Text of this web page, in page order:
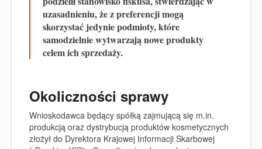
uzasadnieniu, że z preferencji mogą
skorzystać jedynie podmioty, które
samodzielnie wytwarzają nowe produkty
celem ich sprzedaży.
Okoliczności sprawy
Wnioskodawca będący spółką zajmującą się m.in.
produkcją oraz dystrybucją produktów kosmetycznych
złożył do Dyrektora Krajowej Informacji Skarbowej